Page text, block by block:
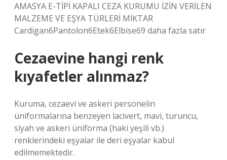
AMASYA E-TİPİ KAPALI CEZA KURUMU İZİN VERİLEN
MALZEME VE EŞYA TÜRLERİ MİKTAR
Cardigan6Pantolon6Etek6Elbise69 daha fazla satır
Cezaevine hangi renk
kıyafetler alınmaz?
Kuruma, cezaevi ve askeri personelin
üniformalarına benzeyen lacivert, mavi, turuncu,
siyah ve askeri üniforma (haki yeşili vb.)
renklerindeki eşyalar ile deri eşyalar kabul
edilmemektedir.